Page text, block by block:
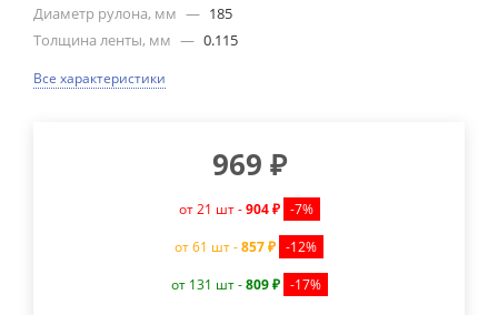
Диаметр рулона, мм — 185
Толщина ленты, мм — 0.115
Все характеристики
969 ₽
от 21 шт -904 ₽ -7%
от 61 шт -857 ₽ -12%
от 131 шт -809 ₽ -17%